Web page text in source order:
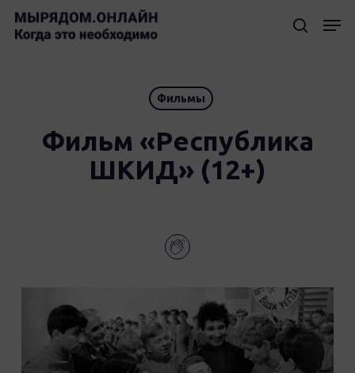
Skip
to
Фильмы
Фильм «Республика
ШКИД» (12+)